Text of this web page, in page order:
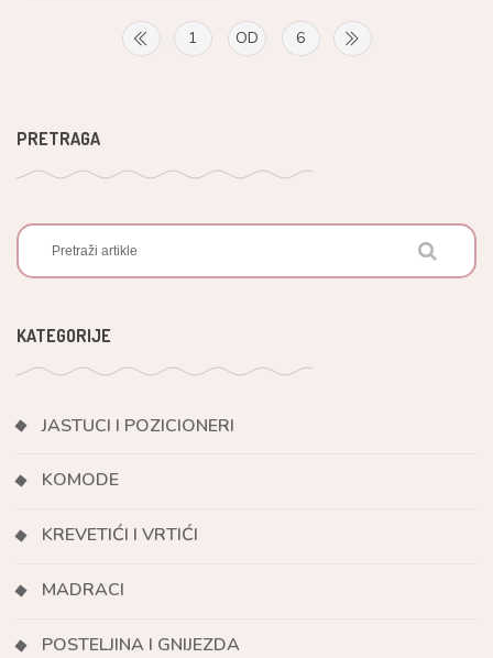
PRETRAGA
KATEGORIJE
JASTUCI I POZICIONERI
KOMODE
KREVETIĆI I VRTIĆI
MADRACI
POSTELJINA I GNIJEZDA
1 OD 6